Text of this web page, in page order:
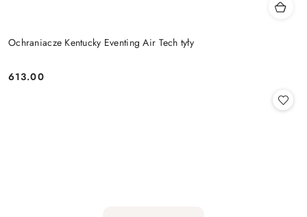
Ochraniacze Kentucky Eventing Air Tech tyły
Cena:
613.00